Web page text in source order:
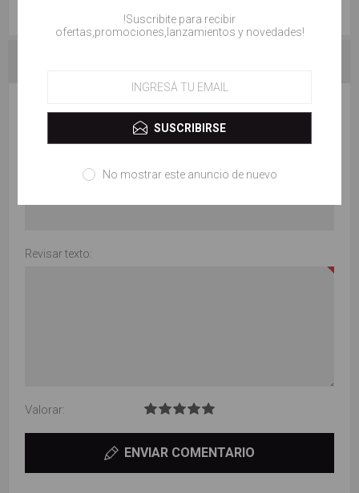
RESEÑAS
Solo los usuarios registrados pueden escribir comentarios
Título de la revisión:
Revisar texto:
Valorar:
ENVIAR COMENTARIO
!Suscribite para recibir
ofertas,promociones,lanzamientos y novedades!
SUSCRIBIRSE
No mostrar este anuncio de nuevo